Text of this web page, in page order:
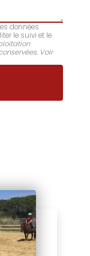
données
le suivi et le
Voir